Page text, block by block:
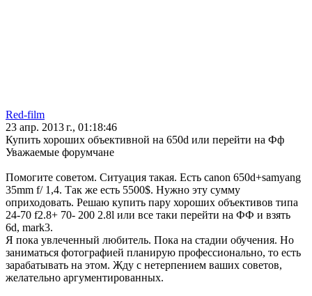
Red-film
23 апр. 2013 г., 01:18:46
Купить хороших объективной на 650d или перейти на Фф
Уважаемые форумчане
Помогите советом. Ситуация такая. Есть canon 650d+samyang
35mm f/ 1,4. Так же есть 5500$. Нужно эту сумму
оприходовать. Решаю купить пару хороших объективов типа
24-70 f2.8+ 70- 200 2.8l или все таки перейти на ФФ и взять
6d, mark3.
Я пока увлеченный любитель. Пока на стадии обучения. Но
заниматься фотографией планирую профессионально, то есть
зарабатывать на этом. Жду с нетерпением ваших советов,
желательно аргументированных.